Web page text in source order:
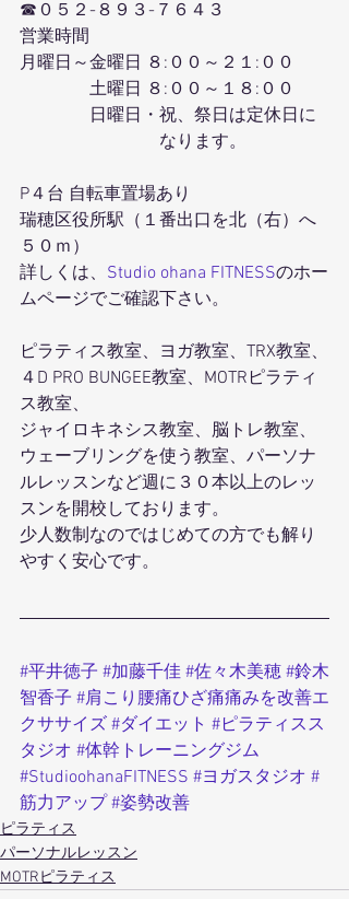
☎０５２-８９３-７６４３
営業時間
月曜日～金曜日 ８:００～２１:００
土曜日 ８:００～１８:００
日曜日・祝、祭日は定休日に
なります。
P４台 自転車置場あり
瑞穂区役所駅（１番出口を北（右）へ
５０ｍ）
詳しくは、 Studio ohana FITNESSのホー
ムページでご確認下さい。
ピラティス教室、ヨガ教室、TRX教室、
４D PRO BUNGEE教室、MOTRピラティ
ス教室、
ジャイロキネシス教室、脳トレ教室、
ウェーブリングを使う教室、パーソナ
ルレッスンなど週に３０本以上のレッ
スンを開校しております。
少人数制なのではじめての方でも解り
やすく安心です。
#平井徳子 #加藤千佳 #佐々木美穂 #鈴木
智香子 #肩こり腰痛ひざ痛痛みを改善エ
クササイズ #ダイエット #ピラティスス
タジオ #体幹トレーニングジム
#StudioohanaFITNESS #ヨガスタジオ #
筋力アップ #姿勢改善
ピラティス
パーソナルレッスン
MOTRピラティス